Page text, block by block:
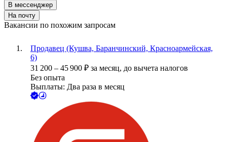
В мессенджер
На почту
Вакансии по похожим запросам
Продавец (Кушва, Баранчинский, Красноармейская,
6)
31 200 – 45 900 ₽ за месяц, до вычета налогов
Без опыта
Выплаты: Два раза в месяц